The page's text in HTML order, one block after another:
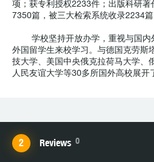
项；获专利授权2233件；出版科研
7350篇，被三大检索系统收录2234篇
学校坚持开放办学，重视与国内
外国留学生来校学习。与德国克劳斯
技大学、美国中央俄克拉荷马大学、
人民友谊大学等30多所国外高校展开
Reviews 0